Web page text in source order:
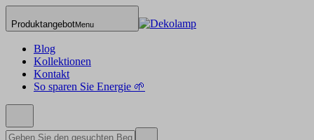
ProduktangebotMenu
Blog
Kollektionen
Kontakt
So sparen Sie Energie 🌱